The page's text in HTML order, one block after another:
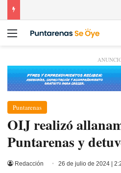
Menú
Puntarenas
OIJ realizó
Puntarenas y
Redacción 26 de julio de 2024 |